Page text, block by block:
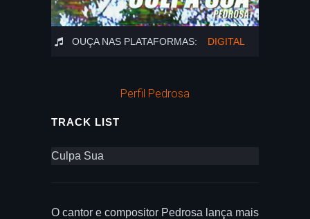
OUÇA NAS PLATAFORMAS: DIGITAL
Perfil Pedrosa
TRACK LIST
Culpa Sua
O cantor e compositor Pedrosa lança mais